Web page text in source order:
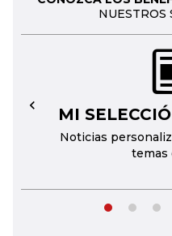
NUESTROS
MI
Noticias
temas
←